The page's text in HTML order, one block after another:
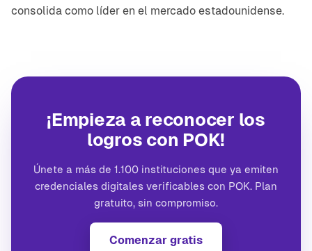
consolida como líder en el mercado estadounidense.
¡Empieza a reconocer los
logros con POK!
Únete a más de 1.100 instituciones que ya emiten
credenciales digitales verificables con POK. Plan
gratuito, sin compromiso.
Comenzar gratis